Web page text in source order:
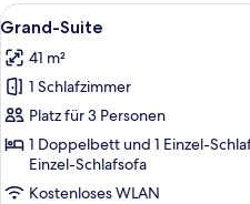
Alle
Fotos
für
Grand-
Suite
anzeigen
5
Grand-Suite
41 m²
1 Schlafzimmer
Platz für 3 Personen
1 Doppelbett und 1 Einzel-
Einzel-Schlafsofa
Kostenloses WLAN